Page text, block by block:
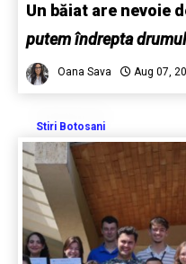
Un băiat are nevoie
putem îndrepta
Oana Sava Aug 07,
Stiri Botosani